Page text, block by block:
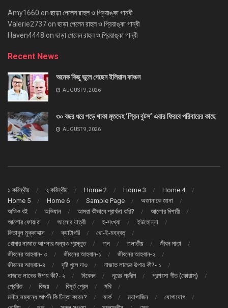
Amy1660 on ছাড়া পেলেন রাহুল ও প্রিয়াঙ্কা গান্ধী
Valerie2737 on ছাড়া পেলেন রাহুল ও প্রিয়াঙ্কা গান্ধী
Haven4448 on ছাড়া পেলেন রাহুল ও প্রিয়াঙ্কা গান্ধী
Recent News
অনেক কিছু ভুলে গেছেন ইলিয়াস কাঞ্চন
AUGUST 9, 2026
৩০ বছর ধরে পড়ে থাকা মৃতদেহ ‘গ্রিন বুটস’ এবার ফিরবে পরিবারের কাছে
AUGUST 9, 2026
১ করিন্থীয় ২ করিন্থীয় Home 2 Home 3
Home 4
Home 5
Home 6 Sample Page
অজানাকে জানা
অডিও বই
অভিযান আমরা কীভাবে প্রার্থনা করি?
আলোর দিশারী
আলোর ফোয়ারা
আলোর যাত্রী ই-সংখ্যা
ইউহোন্না
কিতাবুল মুক্কাদ্দাস
ক্যাটাগরি
খো-ই-মহব্বত্
খোদার নাজাত আপনার জন্যও প্রস্তুত
গান গালাতীয়
জীবন দাতা
জীবনের আহবান- ৩
জীবনের আহবান-১
জীবনের আহবান-২
জীবনের আহবান-৪
দৃষ্টি খুলে দাও
নাজাত লাভের উপায় কী?- ১
নাজাত লাভের উপায় কী?- ২
নিবেদন নূরের প্রদীপ
প্রশংসা গীত (কোরাস্)
প্রেরিত
বিজয় বিমূর্ত প্রেম
মথি
মসীহ্ সম্বন্ধে আপনি কি চিন্তা করেন?
মার্ক ম্যাগাজিন
যোগাযোগ